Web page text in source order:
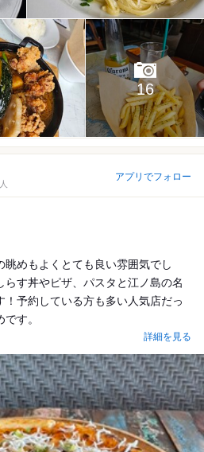
16
アプリでフォロー
めもよくとても良い雰囲気でし
す丼やピザ、パスタと江ノ島の名
予約している方も多い人気店だっ
す。
詳細を見る